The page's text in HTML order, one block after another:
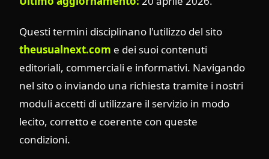
Questi termini disciplinano l'utilizzo del sito
theusualnext.com e dei suoi contenuti
editoriali, commerciali e informativi. Navigando
nel sito o inviando una richiesta tramite i nostri
moduli accetti di utilizzare il servizio in modo
lecito, corretto e coerente con queste
condizioni.